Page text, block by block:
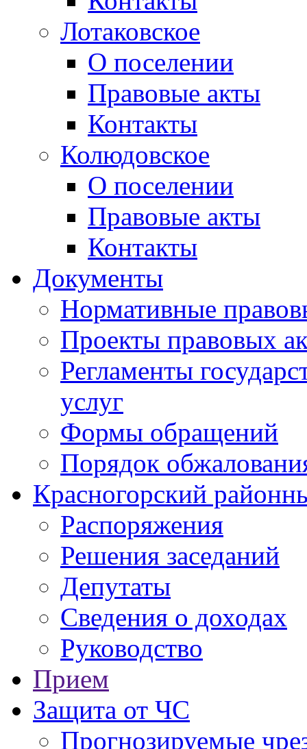
Лотаковское
О поселении
Правовые акты
Контакты
Колюдовское
О поселении
Правовые акты
Контакты
Документы
Нормативные
Проекты правовых
Регламенты
услуг
Формы обращений
Порядок
Красногорский
Распоряжения
Решения заседаний
Депутаты
Сведения о доходах
Руководство
Прием
Защита от ЧС
Прогнозируемые